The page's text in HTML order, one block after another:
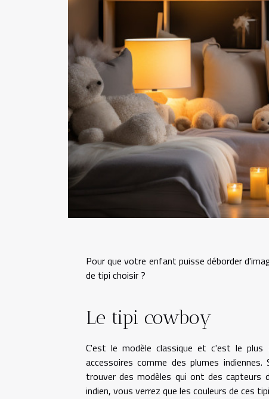
Pour que votre enfant puisse déborder
de tipi choisir ?
Le tipi cowboy
C'est le modèle classique et c'est le plus
accessoires comme des plumes
trouver des modèles qui ont des capteurs
indien, vous verrez que les couleurs de ces